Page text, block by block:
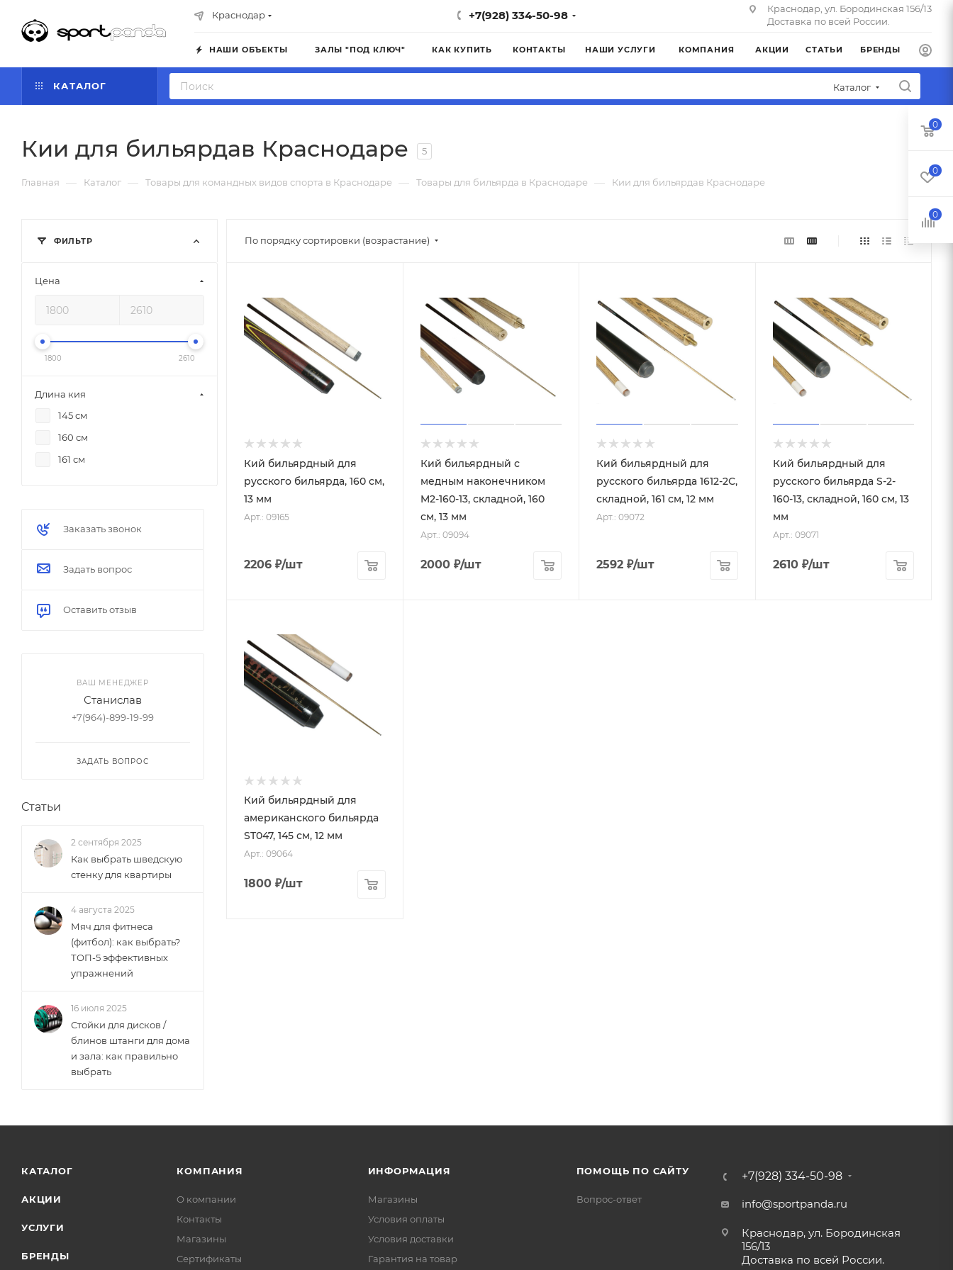
Краснодар +7(928) 334-50-98
Краснодар, ул. Бородинская 156/13
Доставка по всей России.
НАШИ ОБЪЕКТЫ ЗАЛЫ "ПОД КЛЮЧ" КАК КУПИТЬ КОНТАКТЫ НАШИ УСЛУГИ КОМПАНИЯ АКЦИИ СТАТЬИ БРЕНДЫ
КАТАЛОГ Каталог
Кии для бильярдав Краснодаре 5
Главная — Каталог — Товары для командных видов спорта в Краснодаре — Товары для бильярда в Краснодаре — Кии для бильярдав Краснодаре
По порядку сортировки (возрастание)
Кий бильярдный для
русского бильярда, 160 см,
13 мм
Арт.: 09165
2206 ₽/шт
Кий бильярдный с
медным наконечником
M2-160-13, складной, 160
см, 13 мм
Арт.: 09094
2000₽/шт
Кий бильярдный для
русского бильярда 1612-2С,
складной, 161 см, 12 мм
Арт.: 09072
2592 ₽/шт
Кий бильярдный для
русского бильярда S-2-
160-13, складной, 160 см, 13
мм
Арт.: 09071
2610₽/шт
Кий бильярдный для
американского бильярда
ST047, 145 см, 12 мм
Арт.: 09064
1800 ₽/шт
ФИЛЬТР
Цена
1800 2610
Длина кия
145 см
160 см
161 см
Заказать звонок
Задать вопрос
Оставить отзыв
ВАШ МЕНЕДЖЕР
Станислав
+7(964)-899-19-99
ЗАДАТЬ ВОПРОС
Статьи
2 сентября 2025
Как выбрать шведскую
стенку для квартиры
4 августа 2025
Мяч для фитнеса
(фитбол): как выбрать?
ТОП-5 эффективных
упражнений
16 июля 2025
Стойки для дисков /
блинов штанги для дома
и зала: как правильно
выбрать
КАТАЛОГ
АКЦИИ
УСЛУГИ
БРЕНДЫ
КОМПАНИЯ
О компании
Контакты
Магазины
Сертификаты
ИНФОРМАЦИЯ
Магазины
Условия оплаты
Условия доставки
Гарантия на товар
ПОМОЩЬ ПО САЙТУ
Вопрос-ответ
+7(928) 334-50-98
info@sportpanda.ru
Краснодар, ул. Бородинская
156/13
Доставка по всей России.
0
0
0